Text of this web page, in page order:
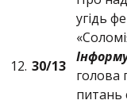
12. 30/13
угідь
голова
питань